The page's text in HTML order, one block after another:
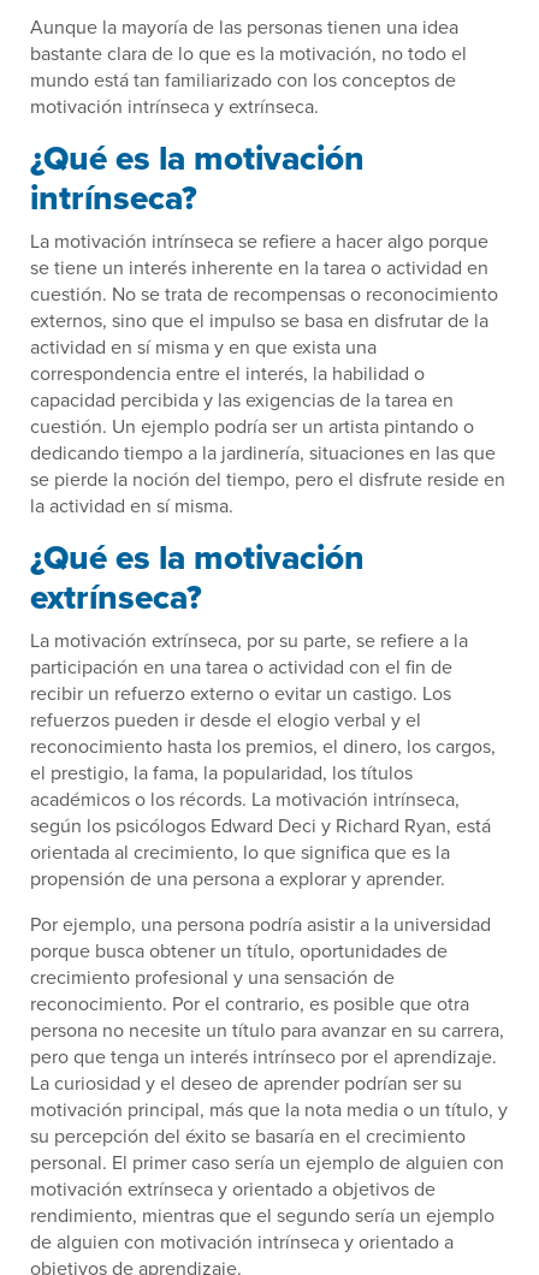
Aunque la mayoría de las personas tienen una idea
bastante clara de lo que es la motivación, no todo el
mundo está tan familiarizado con los conceptos de
motivación intrínseca y extrínseca.
¿Qué es la motivación
intrínseca?
La motivación intrínseca se refiere a hacer algo porque
se tiene un interés inherente en la tarea o actividad en
cuestión. No se trata de recompensas o reconocimiento
externos, sino que el impulso se basa en disfrutar de la
actividad en sí misma y en que exista una
correspondencia entre el interés, la habilidad o
capacidad percibida y las exigencias de la tarea en
cuestión. Un ejemplo podría ser un artista pintando o
dedicando tiempo a la jardinería, situaciones en las que
se pierde la noción del tiempo, pero el disfrute reside en
la actividad en sí misma.
¿Qué es la motivación
extrínseca?
La motivación extrínseca, por su parte, se refiere a la
participación en una tarea o actividad con el fin de
recibir un refuerzo externo o evitar un castigo. Los
refuerzos pueden ir desde el elogio verbal y el
reconocimiento hasta los premios, el dinero, los cargos,
el prestigio, la fama, la popularidad, los títulos
académicos o los récords. La motivación intrínseca,
según los psicólogos Edward Deci y Richard Ryan, está
orientada al crecimiento, lo que significa que es la
propensión de una persona a explorar y aprender.
Por ejemplo, una persona podría asistir a la universidad
porque busca obtener un título, oportunidades de
crecimiento profesional y una sensación de
reconocimiento. Por el contrario, es posible que otra
persona no necesite un título para avanzar en su carrera,
pero que tenga un interés intrínseco por el aprendizaje.
La curiosidad y el deseo de aprender podrían ser su
motivación principal, más que la nota media o un título, y
su percepción del éxito se basaría en el crecimiento
personal. El primer caso sería un ejemplo de alguien con
motivación extrínseca y orientado a objetivos de
rendimiento, mientras que el segundo sería un ejemplo
de alguien con motivación intrínseca y orientado a
objetivos de aprendizaje.